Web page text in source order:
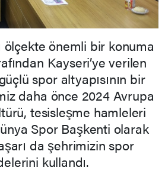
ölçekte önemli bir konuma
Kayseri’ye verilen
spor altyapısının bir
daha önce 2024 Avrupa
tesisleşme hamleleri
Spor Başkenti olarak
da şehrimizin spor
kullandı.